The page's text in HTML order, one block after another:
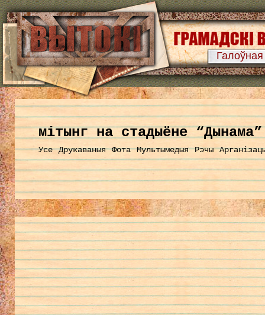
Галоўная
мітынг на стадыёне “Дынама”
Усе Друкаваныя Фота Мультымедыя Рэчы